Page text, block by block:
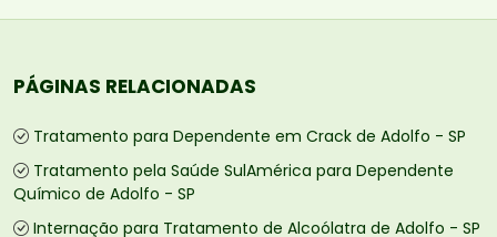
PÁGINAS RELACIONADAS
Tratamento para Dependente em Crack de Adolfo - SP
Tratamento pela Saúde SulAmérica para Dependente
Químico de Adolfo - SP
Internação para Tratamento de Alcoólatra de Adolfo - SP